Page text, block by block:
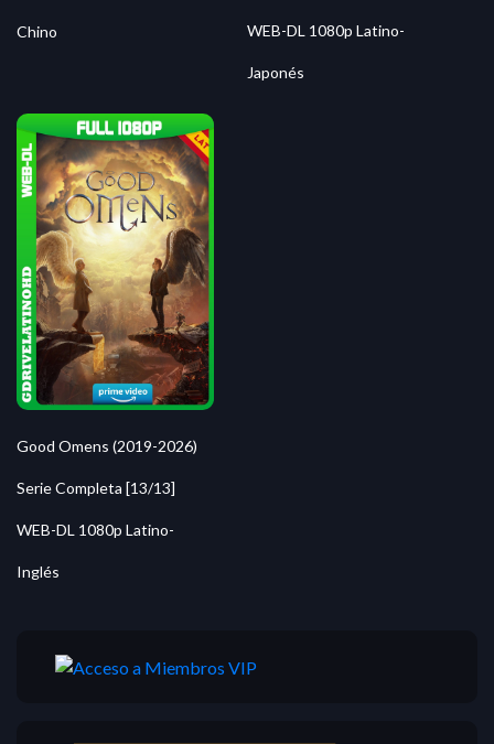
Chino WEB-DL 1080p Latino-
Japonés
Good Omens (2019-2026)
Serie Completa [13/13]
WEB-DL 1080p Latino-
Inglés